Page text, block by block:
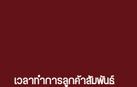
เวลาทำการลูกค้าสัมพันธ์